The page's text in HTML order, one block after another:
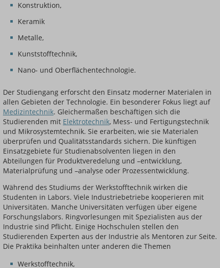
Konstruktion,
Keramik
Metalle,
Kunststofftechnik,
Nano- und Oberflächentechnologie.
Der Studiengang erforscht den Einsatz moderner Materialen in
allen Gebieten der Technologie. Ein besonderer Fokus liegt auf
Medizintechnik. Gleichermaßen beschäftigen sich die
Studierenden mit Elektrotechnik, Mess- und Fertigungstechnik
und Mikrosystemtechnik. Sie erarbeiten, wie sie Materialen
überprüfen und Qualitätsstandards sichern. Die künftigen
Einsatzgebiete für Studienabsolventen liegen in den
Abteilungen für Produktveredelung und –entwicklung,
Materialprüfung und –analyse oder Prozessentwicklung.
Während des Studiums der Werkstofftechnik wirken die
Studenten in Labors. Viele Industriebetriebe kooperieren mit
Universitäten. Manche Universitäten verfügen über eigene
Forschungslabors. Ringvorlesungen mit Spezialisten aus der
Industrie sind Pflicht. Einige Hochschulen stellen den
Studierenden Experten aus der Industrie als Mentoren zur Seite.
Die Praktika beinhalten unter anderen die Themen
Werkstofftechnik,